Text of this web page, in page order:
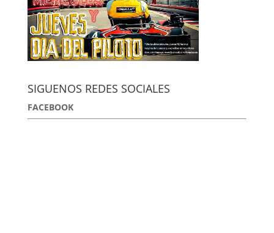
SIGUENOS REDES SOCIALES
FACEBOOK